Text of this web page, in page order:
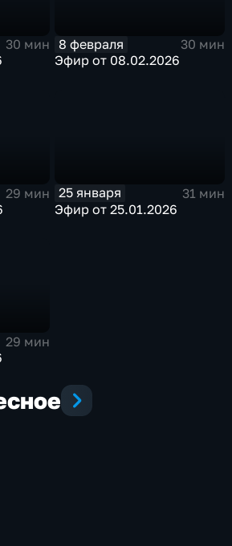
30 мин
8 февраля
30 мин
Эфир от 08.02.2026
29 мин
25 января
31 мин
Эфир от 25.01.2026
29 мин